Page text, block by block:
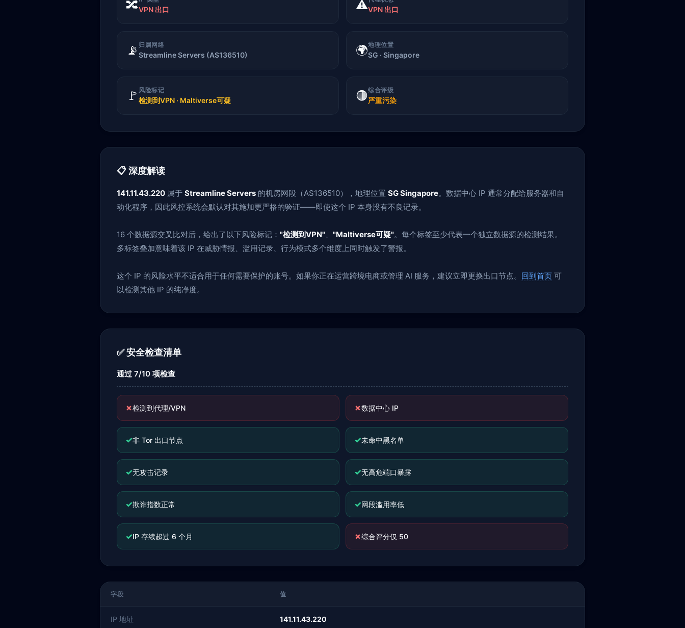
🔀VPN 出口 ⚠️VPN 出口
📡 归属网络
Streamline Servers (AS136510) 🌍地理位置
SG · Singapore
🚩 风险标记
检测到VPN · Maltiverse可疑 🟠综合评级
严重污染
📋 深度解读
141.11.43.220 属于 Streamline Servers 的机房网段（AS136510），地理位置 SG Singapore。数据中心 IP 通常分配给服务器和自
动化程序，因此风控系统会默认对其施加更严格的验证——即使这个 IP 本身没有不良记录。
16 个数据源交叉比对后，给出了以下风险标记： "检测到VPN"、 "Maltiverse可疑"。每个标签至少代表一个独立数据源的检测结果。
多标签叠加意味着该 IP 在威胁情报、滥用记录、行为模式多个维度上同时触发了警报。
这个 IP 的风险水平不适合用于任何需要保护的账号。如果你正在运营跨境电商或管理 AI 服务，建议立即更换出口节点。 回到首页 可
以检测其他 IP 的纯净度。
✅ 安全检查清单
通过 7/10 项检查
✗检测到代理/VPN ✗数据中心 IP
✓非 Tor 出口节点 ✓未命中黑名单
✓无攻击记录 ✓无高危端口暴露
✓欺诈指数正常 ✓网段滥用率低
✓IP 存续超过 6 个月 ✗综合评分仅 50
字段 值
IP 地址 141.11.43.220